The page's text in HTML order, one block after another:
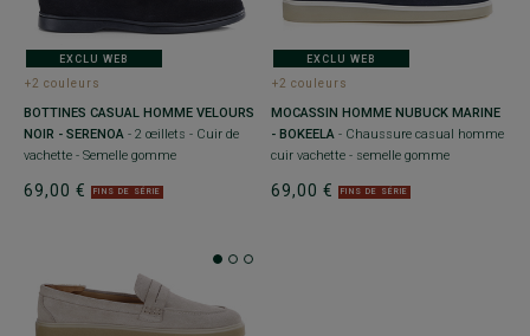
EXCLU WEB
+2 couleurs
BOTTINES CASUAL HOMME VELOURS
NOIR - SERENOA - 2 œillets - Cuir de
vachette - Semelle gomme
69,00 € FINS DE SÉRIE
EXCLU WEB
+2 couleurs
MOCASSIN HOMME NUBUCK MARINE
- BOKEELA - Chaussure casual homme
cuir vachette - semelle gomme
69,00 € FINS DE SÉRIE